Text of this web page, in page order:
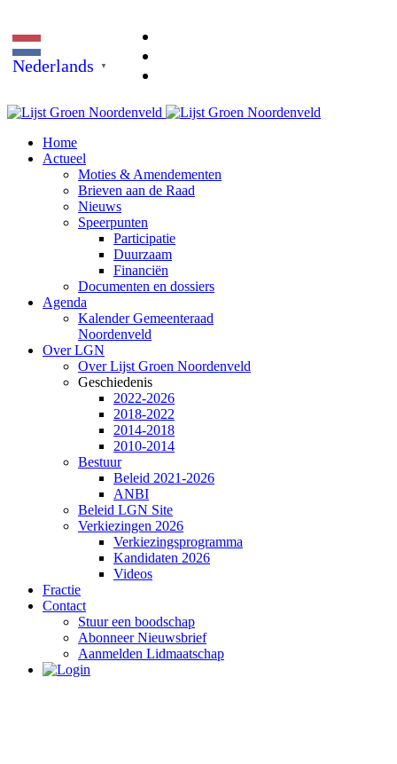
Nederlands ▼
Home
Actueel
Moties & Amendementen
Brieven aan de Raad
Nieuws
Speerpunten
Participatie
Duurzaam
Financiën
Documenten en dossiers
Agenda
Kalender Gemeenteraad
Noordenveld
Over LGN
Over Lijst Groen Noordenveld
Geschiedenis
2022-2026
2018-2022
2014-2018
2010-2014
Bestuur
Beleid 2021-2026
ANBI
Beleid LGN Site
Verkiezingen 2026
Verkiezingsprogramma
Kandidaten 2026
Videos
Fractie
Contact
Stuur een boodschap
Abonneer Nieuwsbrief
Aanmelden Lidmaatschap